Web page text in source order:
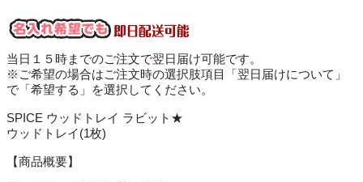
当日１５時までのご注文で翌日届け可能です。
※ご希望の場合はご注文時の選択肢項目「翌日届けについて」
で「希望する」を選択してください。
SPICE ウッドトレイ ラビット★
ウッドトレイ(1枚)
【商品概要】